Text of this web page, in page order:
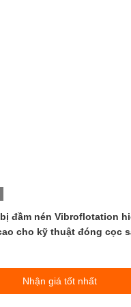
cọc công nghiệp
trường BJV150E-
nhất